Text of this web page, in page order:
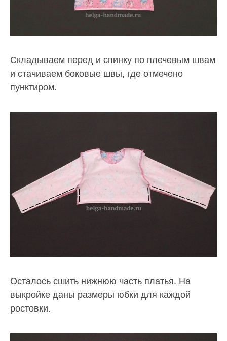
Складываем перед и спинку по плечевым швам
и стачиваем боковые швы, где отмечено
пунктиром.
Осталось сшить нижнюю часть платья. На
выкройке даны размеры юбки для каждой
ростовки.